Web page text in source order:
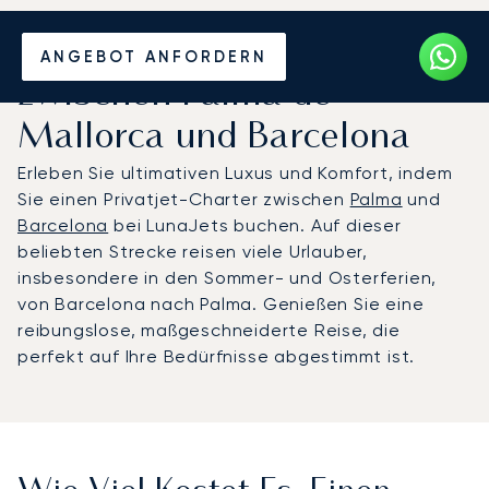
ANGEBOT ANFORDERN
Mieten Sie einen Privatjet
zwischen Palma de
Mallorca und Barcelona
Erleben Sie ultimativen Luxus und Komfort, indem
Sie einen Privatjet-Charter zwischen Palma und
Barcelona bei LunaJets buchen. Auf dieser
beliebten Strecke reisen viele Urlauber,
insbesondere in den Sommer- und Osterferien,
von Barcelona nach Palma. Genießen Sie eine
reibungslose, maßgeschneiderte Reise, die
perfekt auf Ihre Bedürfnisse abgestimmt ist.